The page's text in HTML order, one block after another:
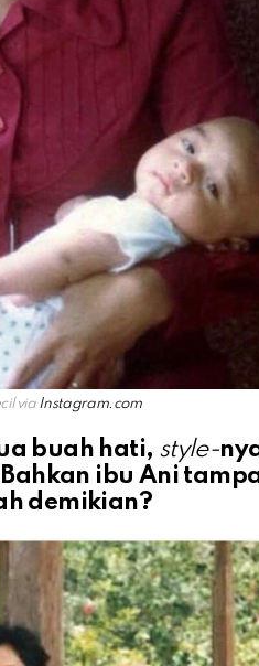
via Instagram.com
buah hati, style-
ibu Ani
demikian?